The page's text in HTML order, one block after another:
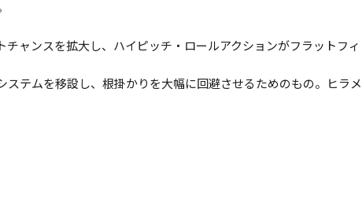
ャンスを拡大し、ハイピッチ・ロールアクションがフラットフ
テムを移設し、根掛かりを大幅に回避させるためのもの。ヒラ